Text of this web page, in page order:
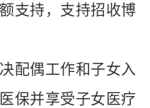
支持，支持招收博
配偶工作和子女入
保并享受子女 医疗